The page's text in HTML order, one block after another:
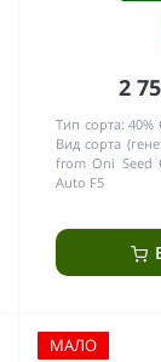
2
Тип сорта:
Вид сорта
from Oni Seed
Auto F5
МАЛО